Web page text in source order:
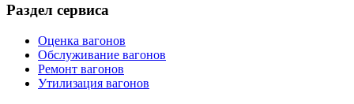
Раздел сервиса
Оценка вагонов
Обслуживание вагонов
Ремонт вагонов
Утилизация вагонов